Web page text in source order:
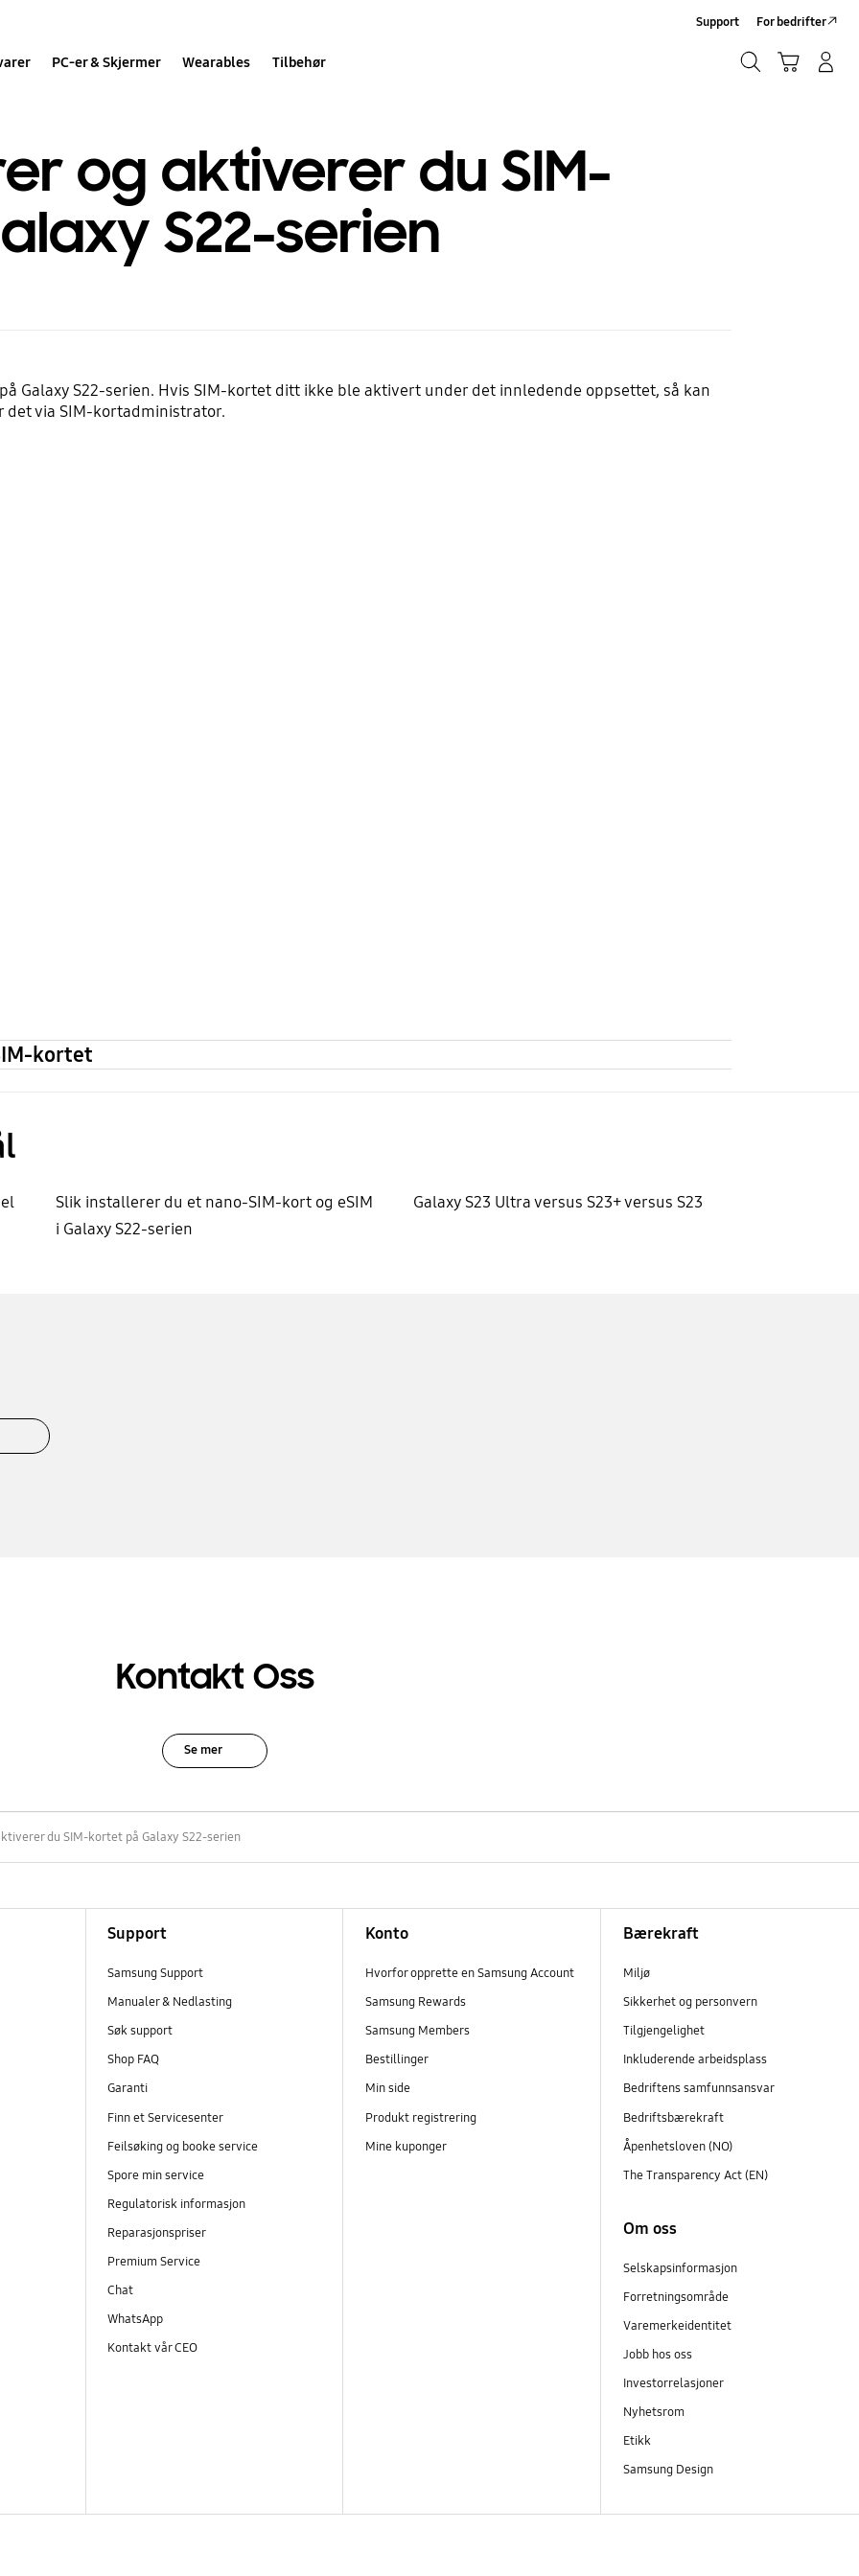
PC-er & Skjermer Wearables Tilbehør
Support For bedrifter
og aktiverer du SIM-
S22-serien
Galaxy S22-serien. Hvis SIM-kortet ditt ikke ble aktivert under det innledende oppsettet, så kan
via SIM-kortadministrator.
kortet
Slik installerer du et nano-SIM-kort og eSIM
i Galaxy S22-serien
Galaxy S23 Ultra versus S23+ versus S23
Kontakt Oss
Se mer
du SIM-kortet på Galaxy S22-serien
Support
Samsung Support
Manualer & Nedlasting
Søk support
Shop FAQ
Garanti
Finn et Servicesenter
Feilsøking og booke service
Spore min service
Regulatorisk informasjon
Reparasjonspriser
Premium Service
Chat
WhatsApp
Kontakt vår CEO
Konto
Hvorfor opprette en Samsung Account
Samsung Rewards
Samsung Members
Bestillinger
Min side
Produkt registrering
Mine kuponger
Bærekraft
Miljø
Sikkerhet og personvern
Tilgjengelighet
Inkluderende arbeidsplass
Bedriftens samfunnsansvar
Bedriftsbærekraft
Åpenhetsloven (NO)
The Transparency Act (EN)
Om oss
Selskapsinformasjon
Forretningsområde
Varemerkeidentitet
Jobb hos oss
Investorrelasjoner
Nyhetsrom
Etikk
Samsung Design